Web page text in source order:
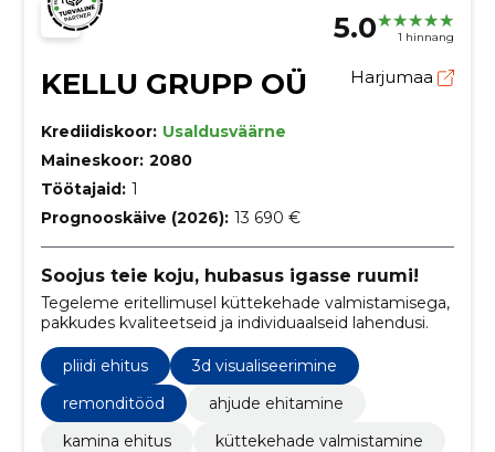
5.0 1 hinnang
KELLU GRUPP OÜ Harjumaa
Krediidiskoor: Usaldusväärne
Maineskoor: 2080
Töötajaid: 1
Prognooskäive (2026): 13 690 €
Soojus teie koju, hubasus igasse ruumi!
Tegeleme eritellimusel küttekehade valmistamisega,
pakkudes kvaliteetseid ja individuaalseid lahendusi.
pliidi ehitus
3d visualiseerimine
remonditööd
ahjude ehitamine
kamina ehitus
küttekehade valmistamine